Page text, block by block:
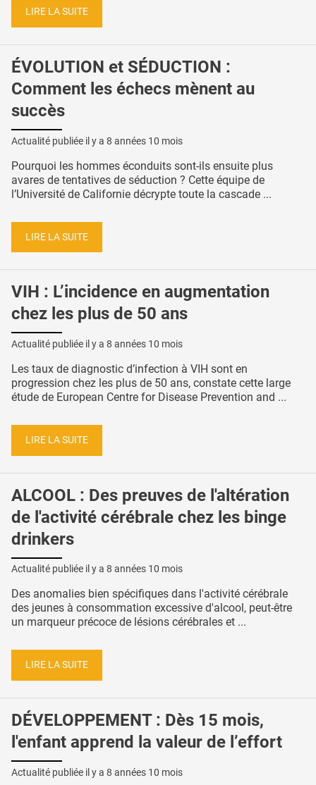
LIRE LA SUITE
ÉVOLUTION et SÉDUCTION :
Comment les échecs mènent au
succès
Actualité publiée il y a 8 années 10 mois
Pourquoi les hommes éconduits sont-ils ensuite plus
avares de tentatives de séduction ? Cette équipe de
l’Université de Californie décrypte toute la cascade ...
LIRE LA SUITE
VIH : L’incidence en augmentation
chez les plus de 50 ans
Actualité publiée il y a 8 années 10 mois
Les taux de diagnostic d’infection à VIH sont en
progression chez les plus de 50 ans, constate cette large
étude de European Centre for Disease Prevention and ...
LIRE LA SUITE
ALCOOL : Des preuves de l'altération
de l'activité cérébrale chez les binge
drinkers
Actualité publiée il y a 8 années 10 mois
Des anomalies bien spécifiques dans l'activité cérébrale
des jeunes à consommation excessive d'alcool, peut-être
un marqueur précoce de lésions cérébrales et ...
LIRE LA SUITE
DÉVELOPPEMENT : Dès 15 mois,
l'enfant apprend la valeur de l’effort
Actualité publiée il y a 8 années 10 mois